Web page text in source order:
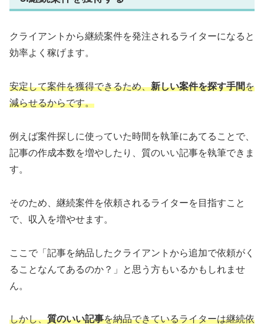
クライアントから継続案件を発注されるライターになると
効率よく稼げます。
安定して案件を獲得できるため、新しい案件を探す手間を
減らせるからです。
例えば案件探しに使っていた時間を執筆にあてることで、
記事の作成本数を増やしたり、質のいい記事を執筆できま
す。
そのため、継続案件を依頼されるライターを目指すこと
で、収入を増やせます。
ここで「記事を納品したクライアントから追加で依頼がく
ることなんてあるのか？」と思う方もいるかもしれませ
ん。
しかし、質のいい記事を納品できているライターは継続依